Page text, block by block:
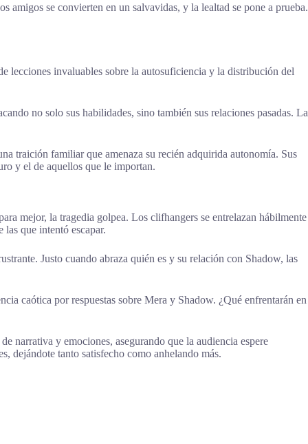
amigos se convierten en un salvavidas, y la lealtad se pone a prueba.
lecciones invaluables sobre la autosuficiencia y la distribución del
no solo sus habilidades, sino también sus relaciones pasadas. La
traición familiar que amenaza su recién adquirida autonomía. Sus
y el de aquellos que le importan.
mejor, la tragedia golpea. Los clifhangers se entrelazan hábilmente
que intentó escapar.
Justo cuando abraza quién es y su relación con Shadow, las
caótica por respuestas sobre Mera y Shadow. ¿Qué enfrentarán en
narrativa y emociones, asegurando que la audiencia espere
dejándote tanto satisfecho como anhelando más.